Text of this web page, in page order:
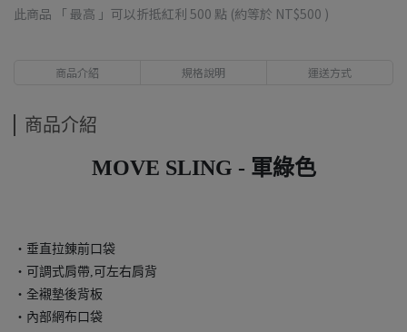
此商品 「 最高 」可以折抵紅利 500 點 (約等於 NT$500 )
商品介紹 規格說明 運送方式
商品介紹
MOVE SLING - 軍綠色
・垂直拉錬前口袋
・可調式肩帶,可左右肩背
・全襯墊後背板
・內部網布口袋